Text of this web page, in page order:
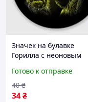
Значек на булавке
Горилла с неоновым
карандашом (58 мм)
Готово к отправке
34₴
40 ₴